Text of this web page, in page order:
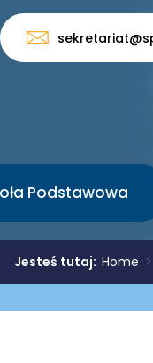
Podstawowa
Jesteś tutaj: Home >